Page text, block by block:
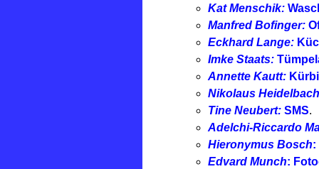
Kat Menschik:
Manfred Bofinger:
Eckhard Lange:
Imke Staats:
Annette Kautt:
Nikolaus Heidelbach
Tine Neubert: SMS.
Adelchi-Riccardo
Hieronymus Bosch:
Edvard Munch: